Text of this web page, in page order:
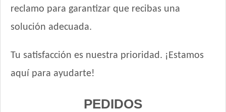
Vitalcan Balanced Perro Cachorro Raza Mediana
Vitalcan Premium Perro Cachorro
Voraz Cachorros
reclamo para garantizar que recibas una
solución adecuada.
Tu satisfacción es nuestra prioridad. ¡Estamos
aquí para ayudarte!
PEDIDOS